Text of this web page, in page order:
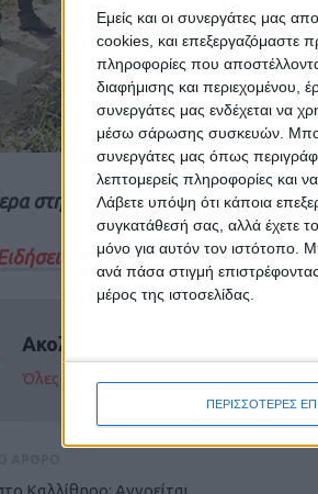
Εμείς και οι συνεργάτες μας
cookies, και επεξεργαζόμαστε
πληροφορίες που
διαφήμισης και περιεχομένου,
συνεργάτες μας ενδέχεται να
μέσω σάρωσης συσκευών.
συνεργάτες μας όπως
λεπτομερείς πληροφορίες και
Λάβετε υπόψη ότι κάποια
συγκατάθεσή σας, αλλά έχετε
μόνο για αυτόν τον ιστότοπο.
ανά πάσα στιγμή
μέρος της ιστοσελίδας.
ΠΕΡΙΣΣΟΤΕΡΕΣ
στην έντυπη έκδοση του Νέου
Σήμερα
Ακολούθησε την εφημερίδα
Όλες οι εξελίξεις στην περιοχή της
Καλλίθηρο: Αγνοείται